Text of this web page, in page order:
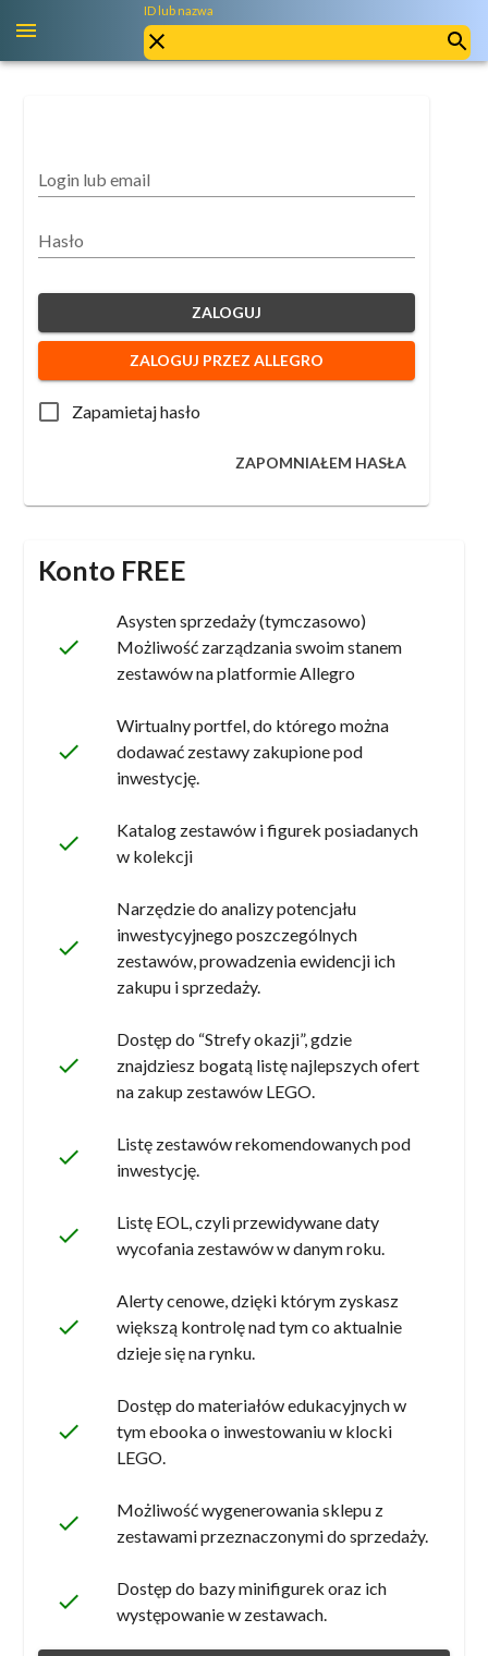
ID lub nazwa
Login lub email
Hasło
ZALOGUJ
ZALOGUJ PRZEZ ALLEGRO
Zapamietaj hasło
ZAPOMNIAŁEM HASŁA
Konto FREE
done
Asysten sprzedaży (tymczasowo)
Możliwość zarządzania swoim stanem
zestawów na platformie Allegro
done
Wirtualny portfel, do którego można
dodawać zestawy zakupione pod
inwestycję.
done
Katalog zestawów i figurek posiadanych
w kolekcji
done
Narzędzie do analizy potencjału
inwestycyjnego poszczególnych
zestawów, prowadzenia ewidencji ich
zakupu i sprzedaży.
done
Dostęp do “Strefy okazji”, gdzie
znajdziesz bogatą listę najlepszych ofert
na zakup zestawów LEGO.
done
Listę zestawów rekomendowanych pod
inwestycję.
done
Listę EOL, czyli przewidywane daty
wycofania zestawów w danym roku.
done
Alerty cenowe, dzięki którym zyskasz
większą kontrolę nad tym co aktualnie
dzieje się na rynku.
done
Dostęp do materiałów edukacyjnych w
tym ebooka o inwestowaniu w klocki
LEGO.
done
Możliwość wygenerowania sklepu z
zestawami przeznaczonymi do sprzedaży.
done
Dostęp do bazy minifigurek oraz ich
występowanie w zestawach.